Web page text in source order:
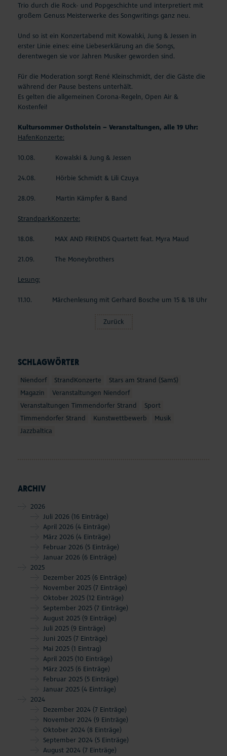
SCHLAGWÖRTER
Niendorf StrandKonzerte
Stars am Strand (SamS)
Magazin
Veranstaltungen Niendorf
Veranstaltungen Timmendorfer Strand
Sport
Timmendorfer Strand
Kunstwettbewerb
Musik
Jazzbaltica
ARCHIV
2026
Juli 2026 (16 Einträge)
April 2026 (4 Einträge)
März 2026 (4 Einträge)
Februar 2026 (5 Einträge)
Januar 2026 (6 Einträge)
2025
Dezember 2025 (6 Einträge)
November 2025 (7 Einträge)
Oktober 2025 (12 Einträge)
September 2025 (7 Einträge)
August 2025 (9 Einträge)
Juli 2025 (9 Einträge)
Juni 2025 (7 Einträge)
Mai 2025 (1 Eintrag)
April 2025 (10 Einträge)
März 2025 (6 Einträge)
Februar 2025 (5 Einträge)
Januar 2025 (4 Einträge)
2024
Dezember 2024 (7 Einträge)
November 2024 (9 Einträge)
Oktober 2024 (8 Einträge)
September 2024 (5 Einträge)
August 2024 (7 Einträge)
Trio durch die Rock- und Popgeschichte und interpretiert mit
großem Genuss Meisterwerke des Songwritings ganz neu.
Und so ist ein Konzertabend mit Kowalski, Jung & Jessen in
erster Linie eines: eine Liebeserklärung an die Songs,
derentwegen sie vor Jahren Musiker geworden sind.
Für die Moderation sorgt René Kleinschmidt, der die Gäste die
während der Pause bestens unterhält.
Es gelten die allgemeinen Corona-Regeln, Open Air &
Kostenfei!
Kultursommer Ostholstein – Veranstaltungen, alle 19 Uhr:
HafenKonzerte:
10.08. Kowalski & Jung & Jessen
24.08. Hörbie Schmidt & Lili Czuya
28.09. Martin Kämpfer & Band
StrandparkKonzerte:
18.08. MAX AND FRIENDS Quartett feat. Myra Maud
21.09. The Moneybrothers
Lesung:
11.10. Märchenlesung mit Gerhard Bosche um 15 & 18 Uhr
Zurück